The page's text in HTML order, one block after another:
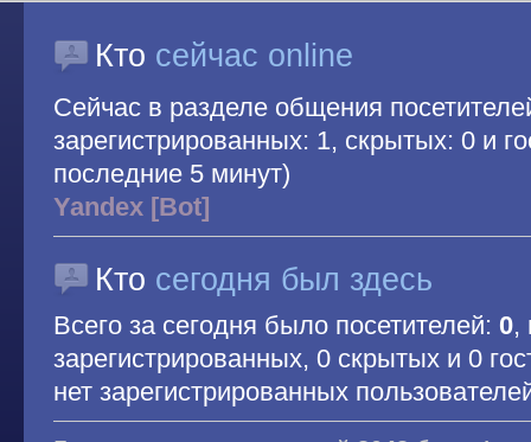
Кто сейчас online
Сейчас в разделе общения
зарегистрированных: 1, скрытых: 0 и
последние 5 минут)
Yandex [Bot]
Кто сегодня был здесь
Всего за сегодня было посетителей: 0,
зарегистрированных, 0 скрытых и 0
нет зарегистрированных